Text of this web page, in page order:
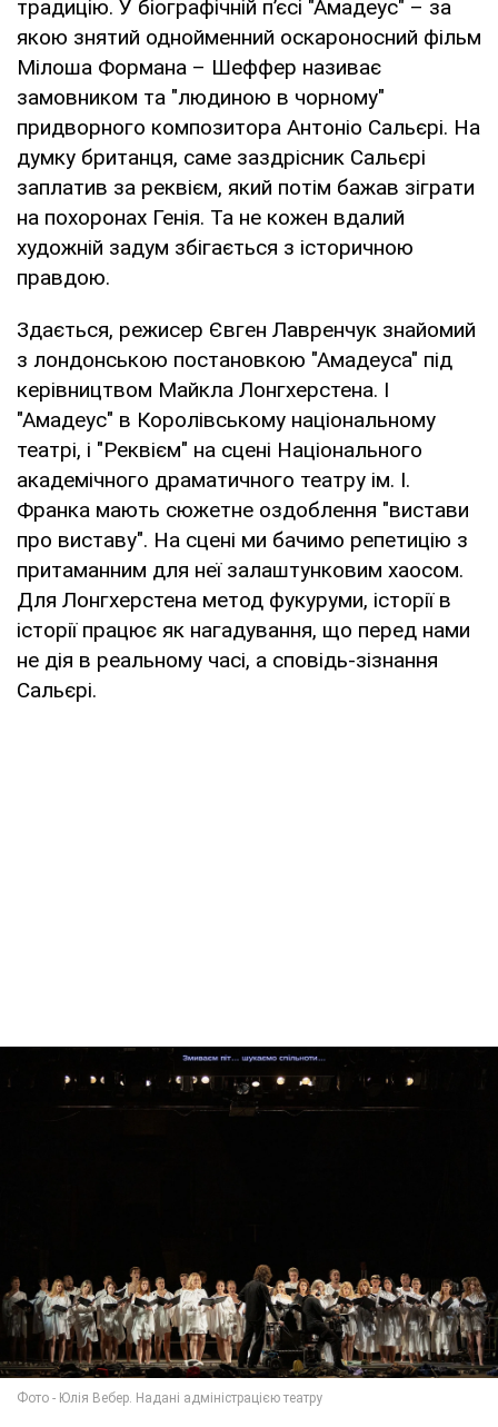
традицію. У біографічній п’єсі "Амадеус" – за
якою знятий однойменний оскароносний фільм
Мілоша Формана – Шеффер називає
замовником та "людиною в чорному"
придворного композитора Антоніо Сальєрі. На
думку британця, саме заздрісник Сальєрі
заплатив за реквієм, який потім бажав зіграти
на похоронах Генія. Та не кожен вдалий
художній задум збігається з історичною
правдою.
Здається, режисер Євген Лавренчук знайомий
з лондонською постановкою "Амадеуса" під
керівництвом Майкла Лонгхерстена. І
"Амадеус" в Королівському національному
театрі, і "Реквієм" на сцені Національного
академічного драматичного театру ім. І.
Франка мають сюжетне оздоблення "вистави
про виставу". На сцені ми бачимо репетицію з
притаманним для неї залаштунковим хаосом.
Для Лонгхерстена метод фукуруми, історії в
історії працює як нагадування, що перед нами
не дія в реальному часі, а сповідь-зізнання
Сальєрі.